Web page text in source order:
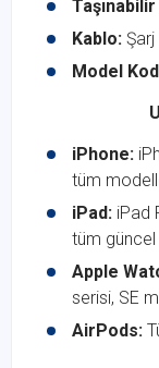
Kablo: Şarj
Model
iPhone:
tüm
iPad: iPad
tüm güncel
Apple
serisi, SE
AirPods: